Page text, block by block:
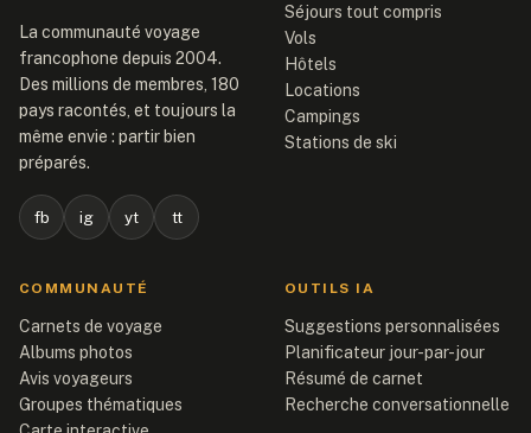
La communauté voyage
francophone depuis 2004.
Des millions de membres, 180
pays racontés, et toujours la
même envie : partir bien
préparés.
fb ig yt tt
Séjours tout compris
Vols
Hôtels
Locations
Campings
Stations de ski
COMMUNAUTÉ
Carnets de voyage
Albums photos
Avis voyageurs
Groupes thématiques
OUTILS IA
Suggestions personnalisées
Planificateur jour-par-jour
Résumé de carnet
Recherche conversationnelle